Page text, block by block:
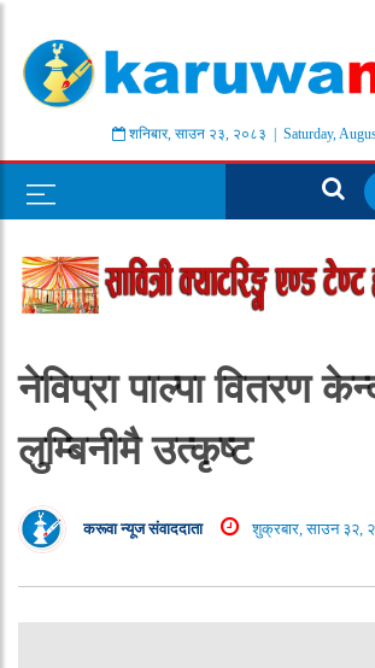
शनिबार, साउन २३, २०८३ | Saturday,
नेविप्रा पाल्पा वितरण
लुम्बिनीमै उत्कृष्ट
करूवा न्यूज संवाददाता शुक्रबार, साउन ३२,